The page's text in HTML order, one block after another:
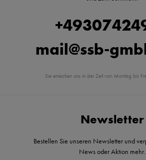
mail@ssb-
Sie erreichen uns in der Zeit von Montag bis
Newsletter
Bestellen Sie unseren Newsletter und
News oder Aktion mehr.